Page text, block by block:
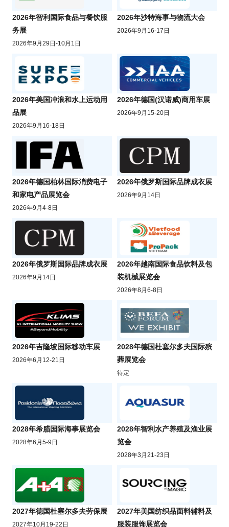
2026年智利国际食品与餐饮服
务展
2026年9月29日-10月1日
2026年沙特海事与物流大会
2026年9月16-17日
2026年美国冲浪和水上运动用
品展
2026年9月16-18日
2026年德国(汉诺威)商用车展
2026年9月15-20日
2026年德国柏林国际消费电子
和家电产品展览会
2026年9月4-8日
2026年俄罗斯国际品牌成衣展
2026年9月14日
2026年俄罗斯国际品牌成衣展
2026年9月14日
2026年越南国际食品饮料及包
装机械展览会
2026年8月6-8日
2026年吉隆坡国际移动车展
2026年6月12-21日
2028年德国杜塞尔多夫国际殡
葬展览会
待定
2028年希腊国际海事展览会
2028年6月5-9日
2028年智利水产养殖及渔业展
览会
2028年3月21-23日
2027年德国杜塞尔多夫劳保展
2027年10月19-22日
2027年美国纺织品面料辅料及
服装服饰展览会